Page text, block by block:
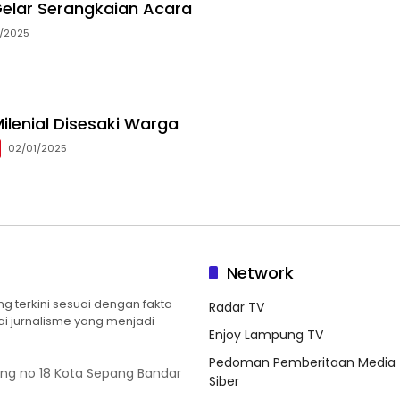
Serangkaian Acara
2025
Disesaki Warga
02/01/2025
terkini sesuai dengan fakta
jurnalisme yang menjadi
no 18 Kota Sepang Bandar
Network
Radar TV
Enjoy Lampung TV
Pedoman Pemberitaan Media
Siber